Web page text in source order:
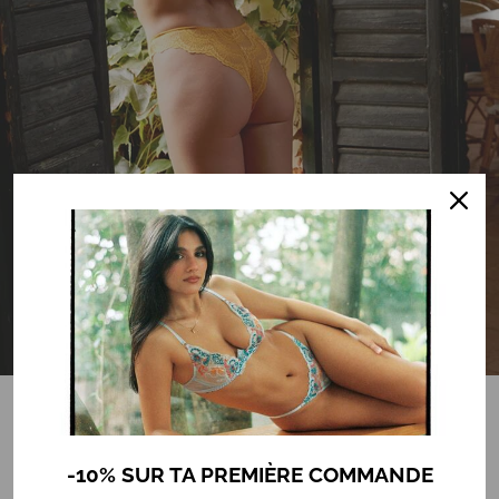
LA CRÉATRICE
-10% SUR TA PREMIÈRE COMMANDE